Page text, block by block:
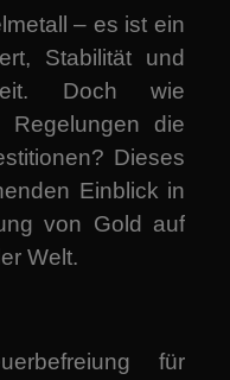
– es ist ein
Stabilität und
Doch wie
Regelungen die
Dieses
Einblick in
von Gold auf
Welt.
für